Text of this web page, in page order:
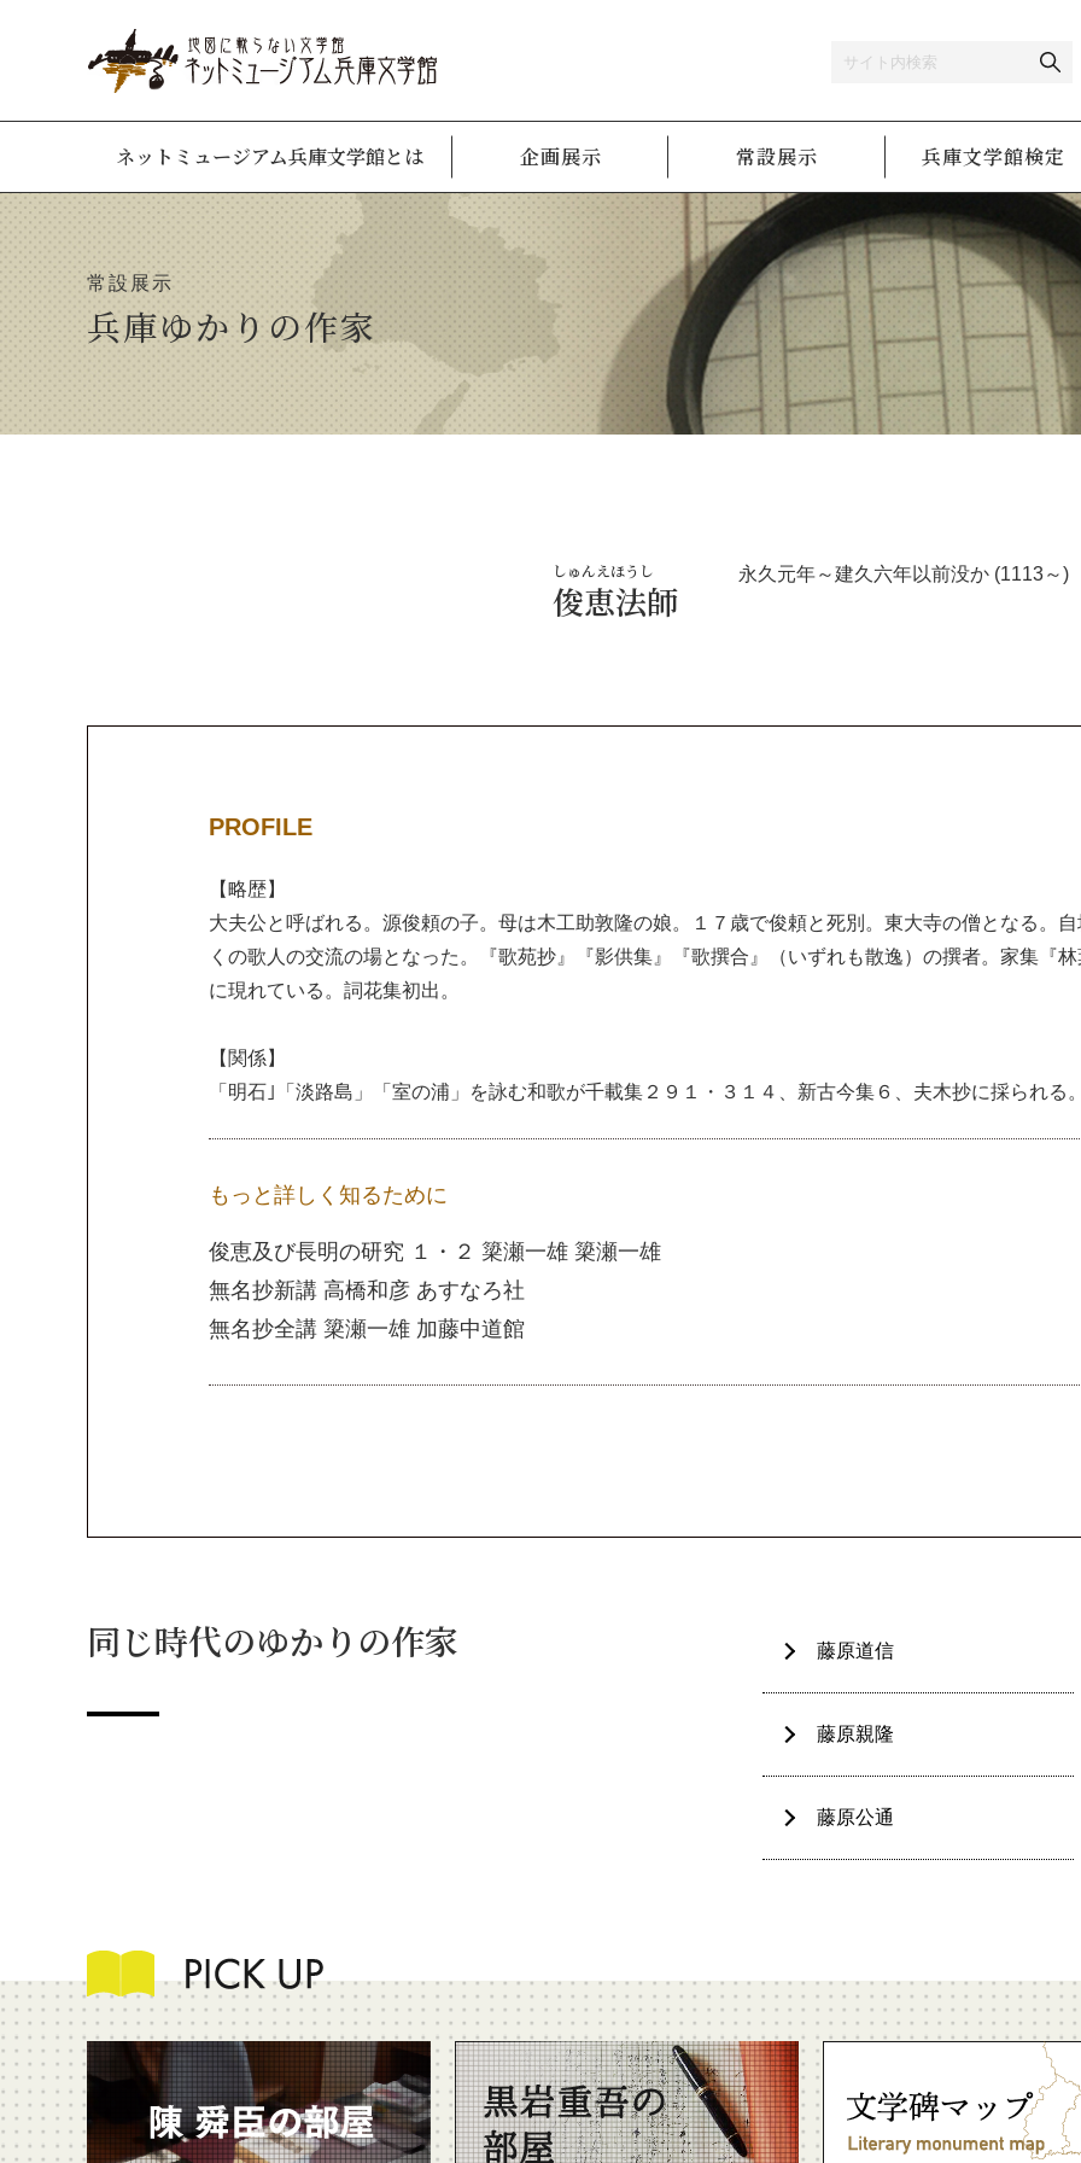
ネットミュージアム兵庫文学館とは 企画展示 常設展示 兵庫文学館検定
常設展示
兵庫ゆかりの作家
しゅんえほうし
俊恵法師
永久元年～建久六年以前没か (1113～)
PROFILE
【略歴】
大夫公と呼ばれる。源俊頼の子。母は木工助敦隆の娘。１７歳で俊頼と死別。東大寺の僧となる。
くの歌人の交流の場となった。『歌苑抄』『影供集』『歌撰合』（いずれも散逸）の撰者。家集『
に現れている。詞花集初出。
【関係】
「明石｣「淡路島」「室の浦」を詠む和歌が千載集２９１・３１４、新古今集６、夫木抄に採られる
もっと詳しく知るために
俊恵及び長明の研究 １・２ 簗瀬一雄 簗瀬一雄
無名抄新講 高橋和彦 あすなろ社
無名抄全講 簗瀬一雄 加藤中道館
同じ時代のゆかりの作家 藤原道信
藤原親隆
藤原公通